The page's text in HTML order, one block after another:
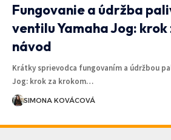
Fungovanie a údržba
ventilu Yamaha Jog:
návod
Krátky sprievodca fungovaním a údržbou
Jog: krok za krokom…
SIMONA KOVÁCOVÁ